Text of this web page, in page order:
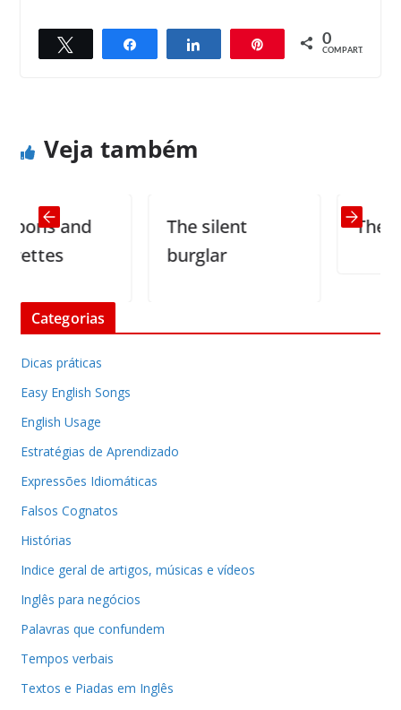
Compartilhar Compartilhar 0
COMPART.
What are the simplest things one can do to
Next →
Veja também
and
The silent
burglar
The
Categorias
Dicas práticas
Easy English Songs
English Usage
Estratégias de Aprendizado
Expressões Idiomáticas
Falsos Cognatos
Histórias
Indice geral de artigos, músicas e vídeos
Inglês para negócios
Palavras que confundem
Tempos verbais
Textos e Piadas em Inglês